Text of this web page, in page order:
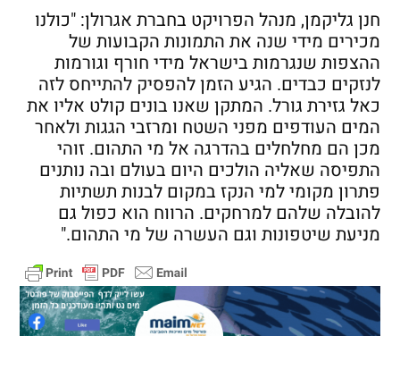
חנן גליקמן, מנהל הפרויקט בחברת אגרולן: "כולנו
מכירים מידי שנה את התמונות הקבועות של
ההצפות שנגרמות בישראל מידי חורף וגורמות
לנזקים כבדים. הגיע הזמן להפסיק להתייחס לזה
כאל גזירת גורל. המתקן שאנו בונים קולט אליו את
המים העודפים מפני השטח ומרזבי הגגות ולאחר
מכן הם מחלחלים בהדרגה אל מי התהום. זוהי
התפיסה שאליה הולכים היום בעולם ובה נותנים
פתרון מקומי למי הנקז במקום לבנות תשתיות
להובלה שלהם למרחקים. הרווח הוא כפול גם
מניעת שיטפונות וגם העשרה של מי התהום."